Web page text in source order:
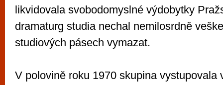
likvidovala svobodomyslné výdobytky
dramaturg studia nechal nemilosrdně
studiových pásech vymazat.
V polovině roku 1970 skupina vystupovala